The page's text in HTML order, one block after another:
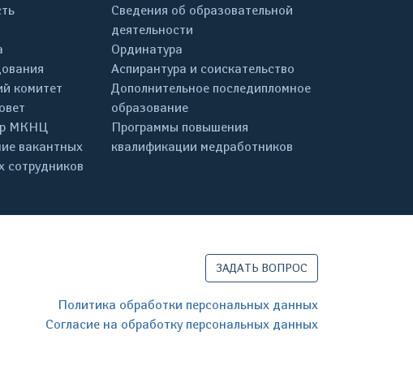
комитет
МКНЦ
вакантных
сотрудников
Сведения об образовательной
деятельности
Ординатура
Аспирантура и соискательство
Дополнительное последипломное
образование
Программы повышения
квалификации медработников
ЗАДАТЬ ВОПРОС
Политика обработки персональных данных
Согласие на обработку персональных данных